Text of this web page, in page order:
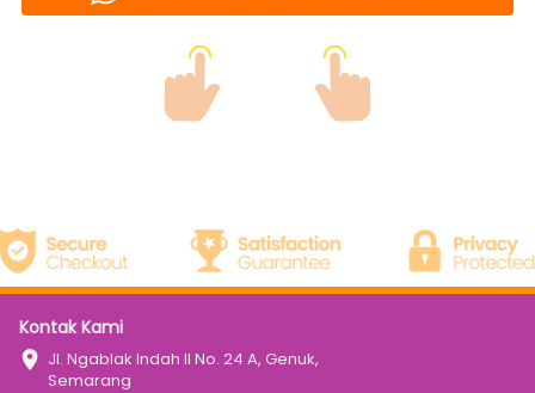
Kontak Kami
Jl. Ngablak Indah II No. 24 A, Genuk,
Semarang